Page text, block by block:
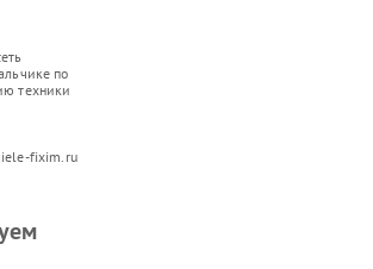
по
техники
fixim.ru